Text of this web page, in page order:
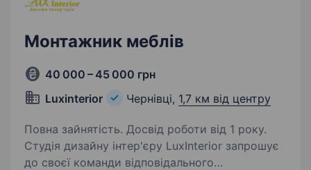
Монтажник меблів
40 000 – 45 000 грн
Luxinterior
Чернівці, 1,7 км від центру
Повна зайнятість. Досвід роботи від 1 року.
Студія дизайну інтер'єру LuxInterior запрошує
до своєї команди відповідального